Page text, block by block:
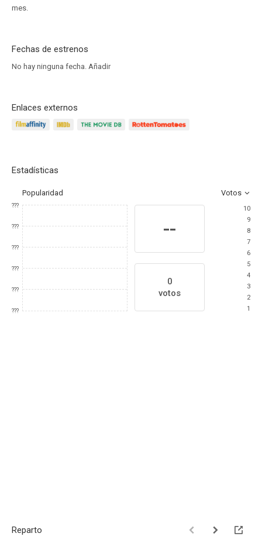
mes.
Fechas de estrenos
No hay ninguna fecha. Añadir
Enlaces externos
Estadísticas
Popularidad Votos
???
???
???
???
???
???
--
0
votos
10
9
8
7
6
5
4
3
2
1
Reparto